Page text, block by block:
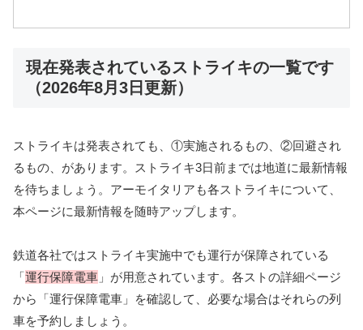
現在発表されているストライキの一覧です
（2026年8月3日更新）
ストライキは発表されても、①実施されるもの、②回避され
るもの、があります。ストライキ3日前までは地道に最新情報
を待ちましょう。アーモイタリアも各ストライキについて、
本ページに最新情報を随時アップします。
鉄道各社ではストライキ実施中でも運行が保障されている
「運行保障電車 」が用意されています。各ストの詳細ページ
から「運行保障電車」を確認して、必要な場合はそれらの列
車を予約しましょう。